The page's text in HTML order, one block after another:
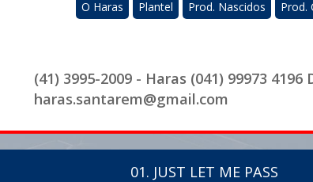
O Haras Plantel Prod. Nascidos Prod.
(41) 3995-2009 - Haras (041) 99973
haras.santarem@gmail.com
01. JUST LET ME PASS